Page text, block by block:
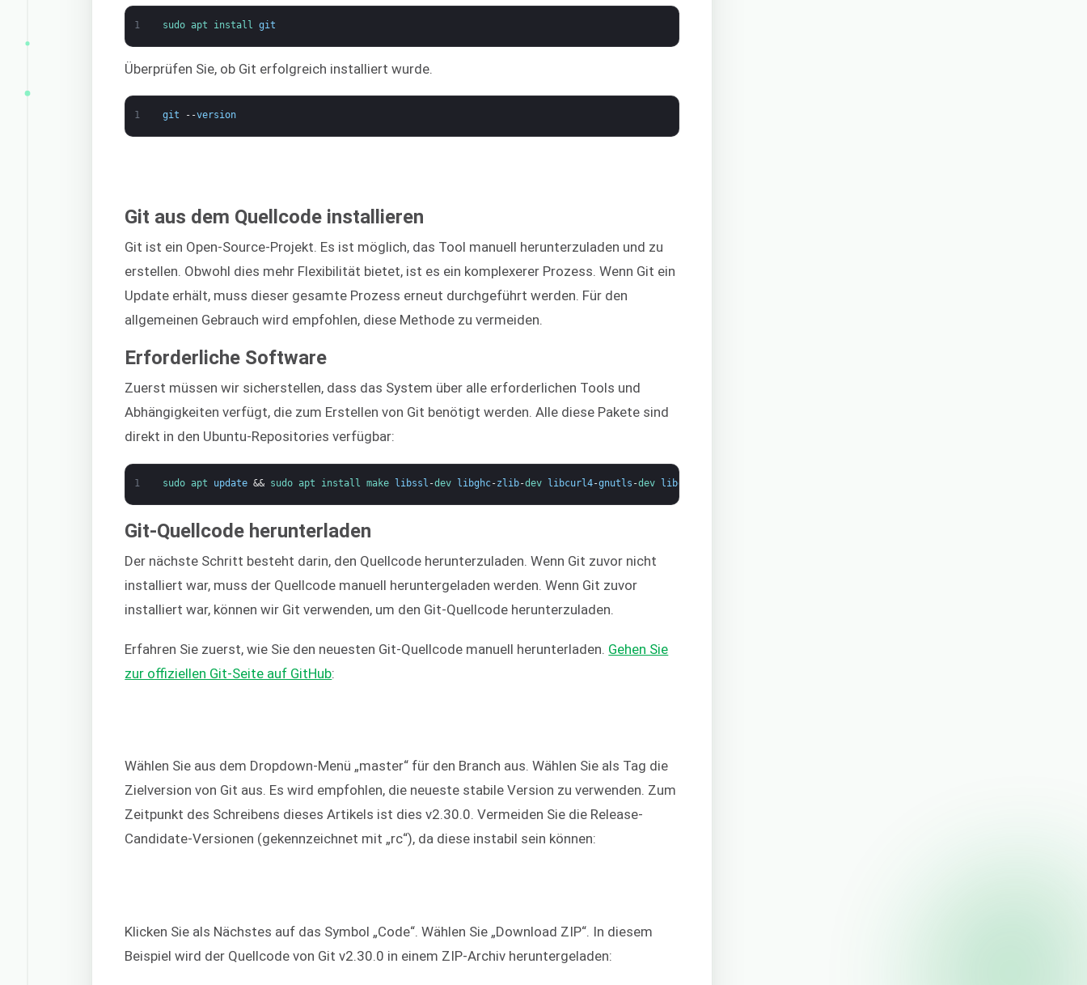
1 sudo apt install git
Überprüfen Sie, ob Git erfolgreich installiert wurde.
1 git --version
Git aus dem Quellcode installieren
Git ist ein Open-Source-Projekt. Es ist möglich, das Tool manuell herunterzuladen und zu
erstellen. Obwohl dies mehr Flexibilität bietet, ist es ein komplexerer Prozess. Wenn Git ein
Update erhält, muss dieser gesamte Prozess erneut durchgeführt werden. Für den
allgemeinen Gebrauch wird empfohlen, diese Methode zu vermeiden.
Erforderliche Software
Zuerst müssen wir sicherstellen, dass das System über alle erforderlichen Tools und
Abhängigkeiten verfügt, die zum Erstellen von Git benötigt werden. Alle diese Pakete sind
direkt in den Ubuntu-Repositories verfügbar:
1 sudo apt update && sudo apt install make libssl -dev libghc-zlib-dev libcurl4-gnutls -dev libexpat1
Git-Quellcode herunterladen
Der nächste Schritt besteht darin, den Quellcode herunterzuladen. Wenn Git zuvor nicht
installiert war, muss der Quellcode manuell heruntergeladen werden. Wenn Git zuvor
installiert war, können wir Git verwenden, um den Git-Quellcode herunterzuladen.
Erfahren Sie zuerst, wie Sie den neuesten Git-Quellcode manuell herunterladen. Gehen Sie
zur offiziellen Git-Seite auf GitHub:
Wählen Sie aus dem Dropdown-Menü „master“ für den Branch aus. Wählen Sie als Tag die
Zielversion von Git aus. Es wird empfohlen, die neueste stabile Version zu verwenden. Zum
Zeitpunkt des Schreibens dieses Artikels ist dies v2.30.0. Vermeiden Sie die Release-
Candidate-Versionen (gekennzeichnet mit „rc“), da diese instabil sein können:
Klicken Sie als Nächstes auf das Symbol „Code“. Wählen Sie „Download ZIP“. In diesem
Beispiel wird der Quellcode von Git v2.30.0 in einem ZIP-Archiv heruntergeladen: